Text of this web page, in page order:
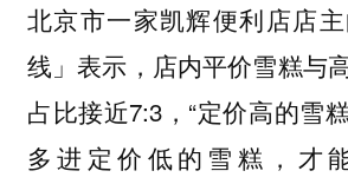
北京市一家凯辉便利店店
线」表示，店内平价雪糕与
占比接近7:3，“定价高的雪
多进定价低的雪糕，才